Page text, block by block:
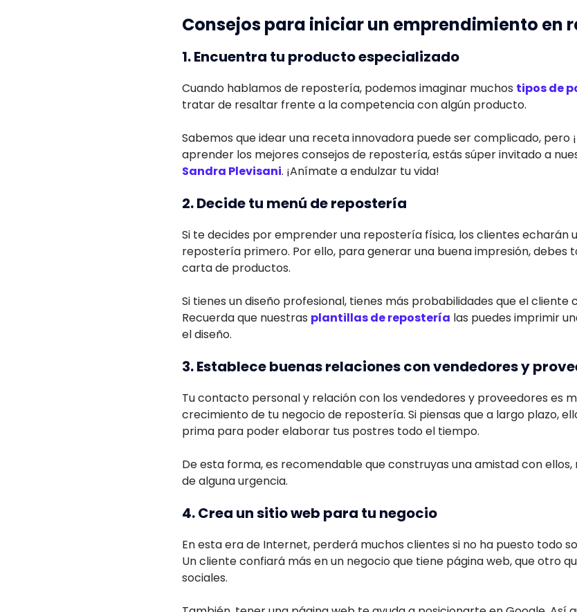
Consejos para iniciar un emprendimiento en
1. Encuentra tu producto especializado
Cuando hablamos de repostería, podemos imaginar muchos tipos de
tratar de resaltar frente a la competencia con algún producto.
Sabemos que idear una receta innovadora puede ser complicado, pero
aprender los mejores consejos de repostería, estás súper invitado a
Sandra Plevisani. ¡Anímate a endulzar tu vida!
2. Decide tu menú de repostería
Si te decides por emprender una repostería física, los clientes echarán
repostería primero. Por ello, para generar una buena impresión, debes
carta de productos.
Si tienes un diseño profesional, tienes más probabilidades que el
Recuerda que nuestras plantillas de repostería las puedes imprimir
el diseño.
3. Establece buenas relaciones con vendedores y
Tu contacto personal y relación con los vendedores y proveedores es
crecimiento de tu negocio de repostería. Si piensas que a largo plazo,
prima para poder elaborar tus postres todo el tiempo.
De esta forma, es recomendable que construyas una amistad con
de alguna urgencia.
4. Crea un sitio web para tu negocio
En esta era de Internet, perderá muchos clientes si no ha puesto todo
Un cliente confiará más en un negocio que tiene página web, que otro
sociales.